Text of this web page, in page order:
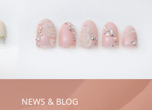
ハン
ル ブライダル
NEWS & BLOG